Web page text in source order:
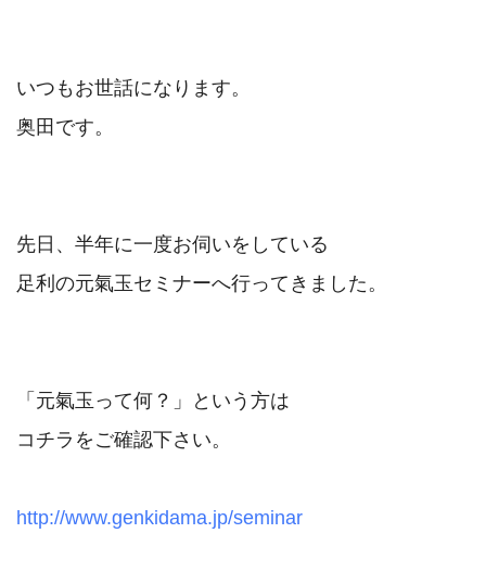
いつもお世話になります。
奥田です。
先日、半年に一度お伺いをしている
足利の元氣玉セミナーへ行ってきました。
「元氣玉って何？」という方は
コチラをご確認下さい。
http://www.genkidama.jp/seminar